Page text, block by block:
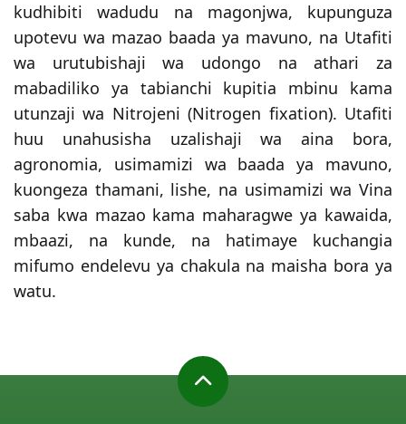
kudhibiti wadudu na magonjwa, kupunguza
upotevu wa mazao baada ya mavuno, na Utafiti
wa urutubishaji wa udongo na athari za
mabadiliko ya tabianchi kupitia mbinu kama
utunzaji wa Nitrojeni (Nitrogen fixation). Utafiti
huu unahusisha uzalishaji wa aina bora,
agronomia, usimamizi wa baada ya mavuno,
kuongeza thamani, lishe, na usimamizi wa Vina
saba kwa mazao kama maharagwe ya kawaida,
mbaazi, na kunde, na hatimaye kuchangia
mifumo endelevu ya chakula na maisha bora ya
watu.